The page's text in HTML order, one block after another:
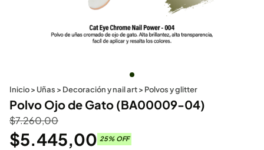
Inicio> Uñas > Decoración y nail art> Polvos y glitter
Polvo Ojo de Gato (BA00009-04)
$7.260,00
$5.445,00 25% OFF